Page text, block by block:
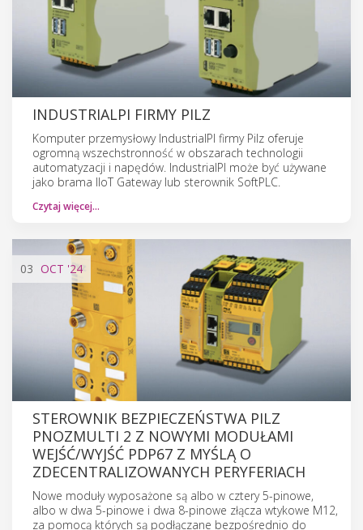
INDUSTRIALPI FIRMY PILZ
Komputer przemysłowy IndustrialPI firmy Pilz oferuje
ogromną wszechstronność w obszarach technologii
automatyzacji i napędów. IndustrialPI może być używane
jako brama IIoT Gateway lub sterownik SoftPLC.
Czytaj więcej…
03 OCT '24
STEROWNIK BEZPIECZEŃSTWA PILZ
PNOZMULTI 2 Z NOWYMI MODUŁAMI
WEJŚĆ/WYJŚĆ PDP67 Z MYŚLĄ O
ZDECENTRALIZOWANYCH PERYFERIACH
Nowe moduły wyposażone są albo w cztery 5-pinowe,
albo w dwa 5-pinowe i dwa 8-pinowe złącza wtykowe M12,
za pomocą których są podłączane bezpośrednio do